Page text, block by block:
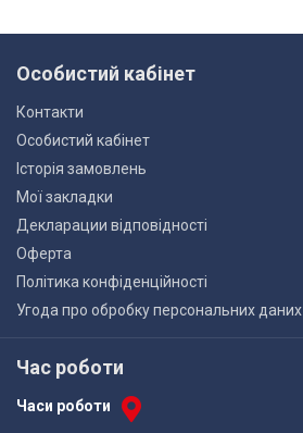
Особистий кабінет
Контакти
Особистий кабінет
Історія замовлень
Мої закладки
Декларации відповідності
Оферта
Політика конфіденційності
Угода про обробку персональних даних
Час роботи
Часи роботи